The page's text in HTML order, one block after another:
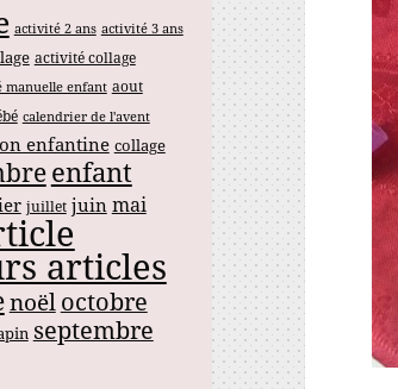
activité 2 ans activité 3 ans
activité collage
manuelle enfant aout
calendrier de l'avent
enfantine collage
enfant
juillet juin mai
articles
noëloctobre
septembre